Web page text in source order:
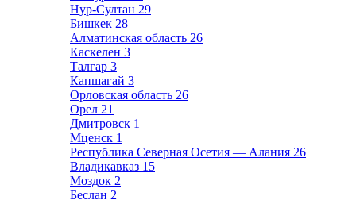
Нур-Султан 29
Бишкек 28
Алматинская область 26
Каскелен 3
Талгар 3
Капшагай 3
Орловская область 26
Орел 21
Дмитровск 1
Мценск 1
Республика Северная Осетия — Алания 26
Владикавказ 15
Моздок 2
Беслан 2